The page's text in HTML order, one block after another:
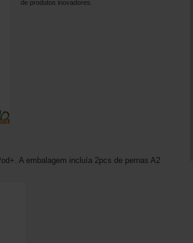
de produtos inovadores.
A embalagem incluía 2pcs de pernas A2